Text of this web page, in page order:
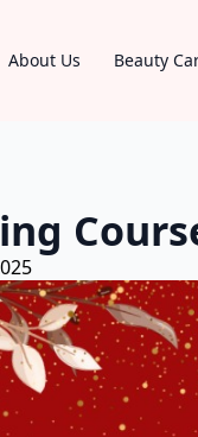
About Us Beauty